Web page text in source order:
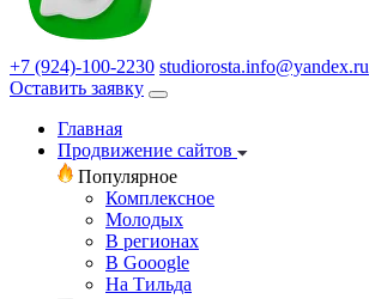
+7 (924)-100-2230 studiorosta.info@yandex.ru
Оставить заявку
Главная
Продвижение сайтов
Популярное
Комплексное
Молодых
В регионах
В Gooogle
На Тильда